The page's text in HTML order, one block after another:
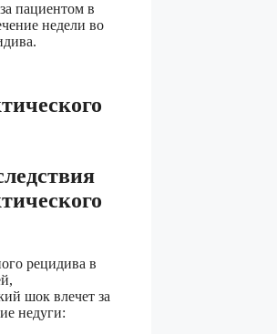
пациентом в
недели во
рецидива в
шок влечет за
недуги: